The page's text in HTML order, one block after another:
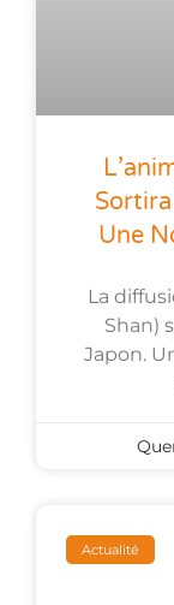
Une
La
Shan)
Japon.
Actualité